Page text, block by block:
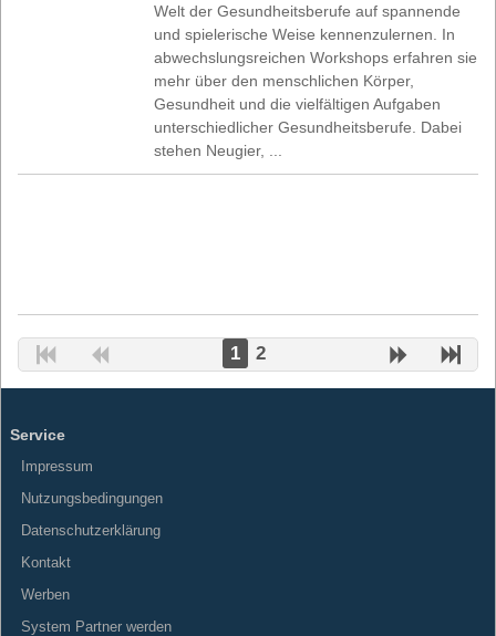
Welt der Gesundheitsberufe auf spannende
und spielerische Weise kennenzulernen. In
abwechslungsreichen Workshops erfahren sie
mehr über den menschlichen Körper,
Gesundheit und die vielfältigen Aufgaben
unterschiedlicher Gesundheitsberufe. Dabei
stehen Neugier, ...
1 2
Service
Impressum
Nutzungsbedingungen
Datenschutzerklärung
Kontakt
Werben
System Partner werden